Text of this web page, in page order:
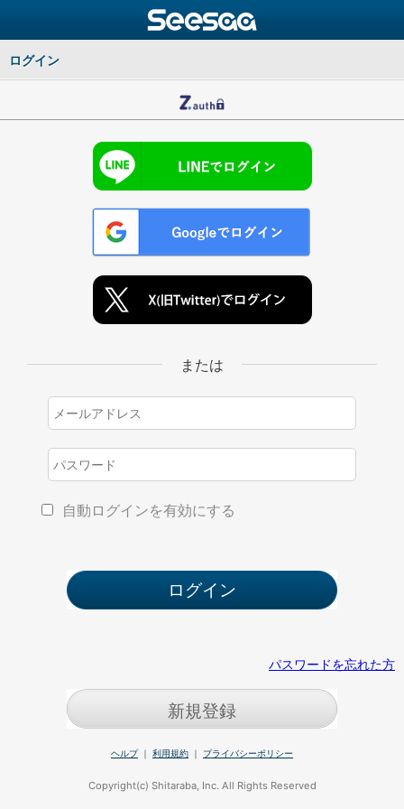
ログイン
または
自動ログインを有効にする
パスワードを忘れた方
新規登録
ヘルプ｜ 利用規約 ｜ プライバシーポリシー
Copyright(c) Shitaraba, Inc. All Rights Reserved